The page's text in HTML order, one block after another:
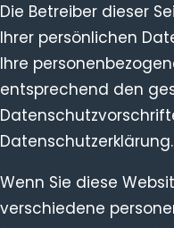
Die Betreiber dieser
Ihrer persönlichen
Ihre
entsprechend den
Datenschutzerklärung.
Wenn Sie diese
verschiedene